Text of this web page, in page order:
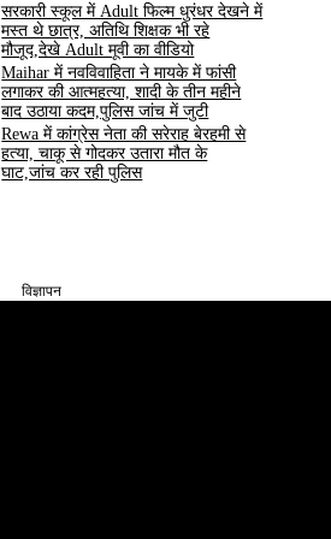
सरकारी स्कूल में Adult फिल्म धुरंधर देखने में
मस्त थे छात्र, अतिथि शिक्षक भी रहे
मौजूद,देखे Adult मूवी का वीडियो
Maihar में नवविवाहिता ने मायके में फांसी
लगाकर की आत्महत्या, शादी के तीन महीने
बाद उठाया कदम,पुलिस जांच में जुटी
Rewa में कांग्रेस नेता की सरेराह बेरहमी से
हत्या, चाकू से गोदकर उतारा मौत के
घाट,जांच कर रही पुलिस
विज्ञापन